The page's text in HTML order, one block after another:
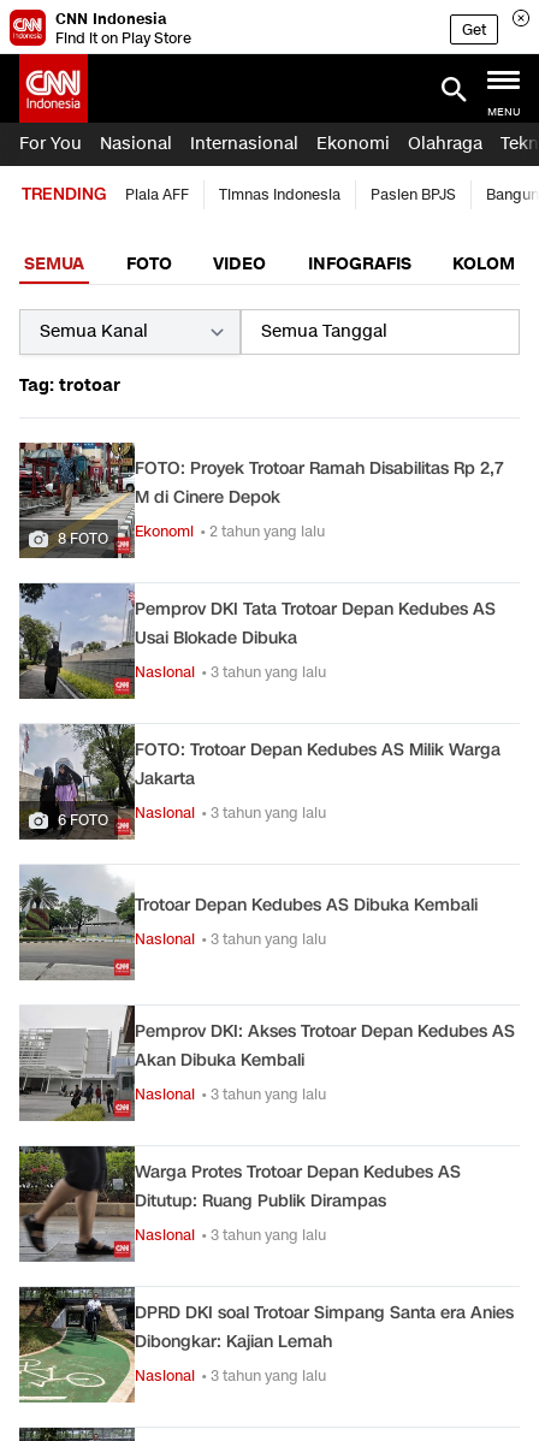
CNN Indonesia
Find it on Play Store
Get
MENU
For You Nasional Internasional Ekonomi Olahraga
TRENDING Piala AFF Timnas Indonesia Pasien BPJS
SEMUA FOTO VIDEO INFOGRAFIS KOLOM
Tag: trotoar
8 FOTO
FOTO: Proyek Trotoar Ramah Disabilitas Rp 2,7
M di Cinere Depok
Ekonomi • 2 tahun yang lalu
Pemprov DKI Tata Trotoar Depan Kedubes AS
Usai Blokade Dibuka
Nasional • 3 tahun yang lalu
6 FOTO
FOTO: Trotoar Depan Kedubes AS Milik Warga
Jakarta
Nasional • 3 tahun yang lalu
Trotoar Depan Kedubes AS Dibuka Kembali
Nasional • 3 tahun yang lalu
Pemprov DKI: Akses Trotoar Depan Kedubes AS
Akan Dibuka Kembali
Nasional • 3 tahun yang lalu
Warga Protes Trotoar Depan Kedubes AS
Ditutup: Ruang Publik Dirampas
Nasional • 3 tahun yang lalu
DPRD DKI soal Trotoar Simpang Santa era Anies
Dibongkar: Kajian Lemah
Nasional • 3 tahun yang lalu